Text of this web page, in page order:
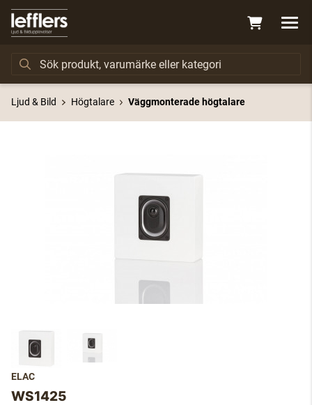
Ljud & Bild Högtalare Väggmonterade högtalare
ELAC
WS1425